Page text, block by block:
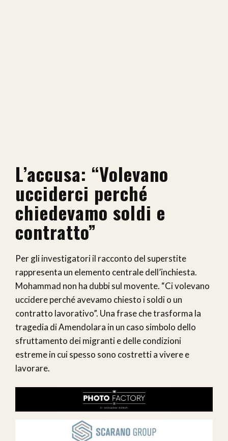
L’accusa: “Volevano
ucciderci perché
chiedevamo soldi e
contratto”
Per gli investigatori il racconto del superstite
rappresenta un elemento centrale dell’inchiesta.
Mohammad non ha dubbi sul movente. “Ci volevano
uccidere perché avevamo chiesto i soldi o un
contratto lavorativo”. Una frase che trasforma la
tragedia di Amendolara in un caso simbolo dello
sfruttamento dei migranti e delle condizioni
estreme in cui spesso sono costretti a vivere e
lavorare.